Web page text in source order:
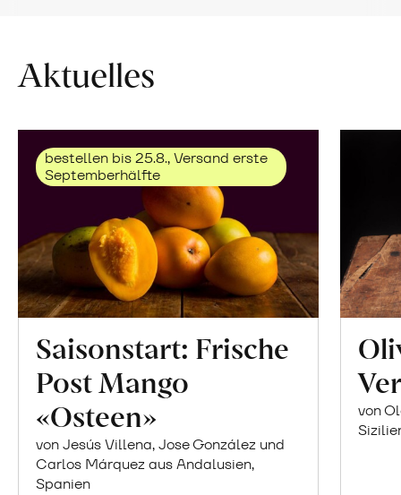
Aktuelles
bestellen bis 25.8., Versand erste
Septemberhälfte
Saisonstart: Frische
Post Mango
«Osteen»
von Jesús Villena, Jose González und
Carlos Márquez aus Andalusien,
Spanien
von